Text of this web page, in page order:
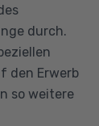
durch.
den Erwerb
so weitere